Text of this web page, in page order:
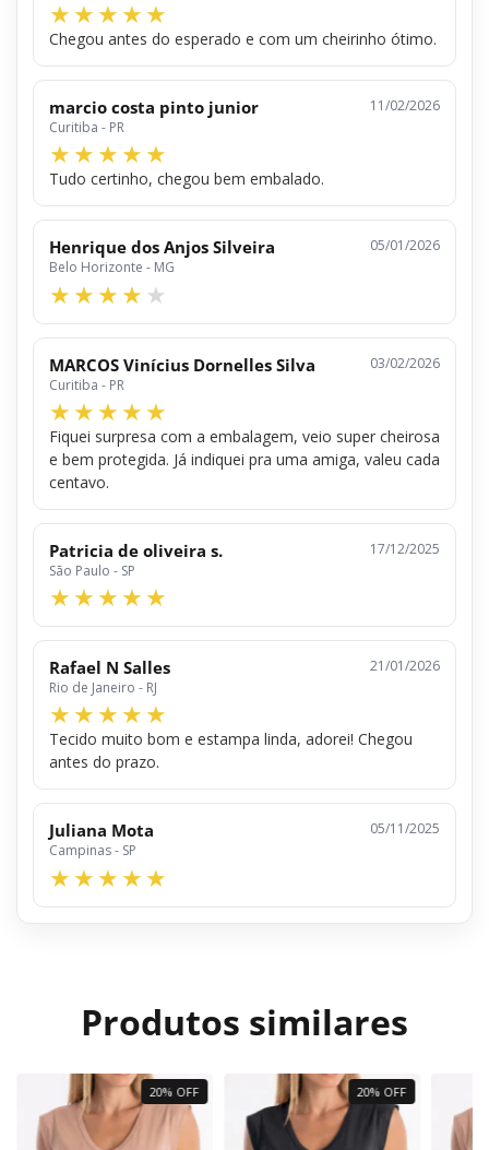
Chegou antes do esperado e com um cheirinho ótimo.
marcio costa pinto junior
Curitiba - PR
11/02/2026
Tudo certinho, chegou bem embalado.
Henrique dos Anjos Silveira
Belo Horizonte - MG
05/01/2026
MARCOS Vinícius Dornelles Silva
Curitiba - PR
03/02/2026
Fiquei surpresa com a embalagem, veio super cheirosa
e bem protegida. Já indiquei pra uma amiga, valeu cada
centavo.
Patricia de oliveira s.
São Paulo - SP
17/12/2025
Rafael N Salles
Rio de Janeiro - RJ
21/01/2026
Tecido muito bom e estampa linda, adorei! Chegou
antes do prazo.
Juliana Mota
Campinas - SP
05/11/2025
Produtos similares
20% OFF 20% OFF